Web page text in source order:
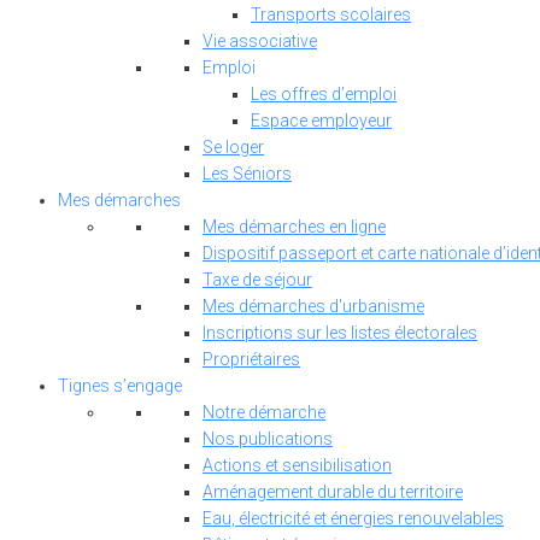
Transports scolaires
Vie associative
Emploi
Les offres d’emploi
Espace employeur
Se loger
Les Séniors
Mes démarches
Mes démarches en ligne
Dispositif passeport et carte nationale
Taxe de séjour
Mes démarches d'urbanisme
Inscriptions sur les listes électorales
Propriétaires
Tignes s’engage
Notre démarche
Nos publications
Actions et sensibilisation
Aménagement durable du territoire
Eau, électricité et énergies renouvelables